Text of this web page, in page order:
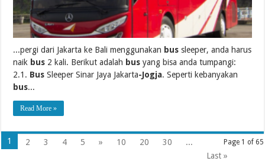
...pergi dari Jakarta ke Bali menggunakan bus sleeper, anda harus
naik bus 2 kali. Berikut adalah bus yang bisa anda tumpangi:
2.1. Bus Sleeper Sinar Jaya Jakarta-Jogja. Seperti kebanyakan
bus...
Read More »
Page 1 of 65
1 2 3 4 5 » 10 20 30
...
Last »